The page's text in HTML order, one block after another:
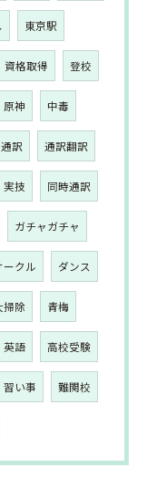
東京駅
資格取得 登校
原神 中毒
通訳 通訳翻訳
実技 同時通訳
ガチャガチャ
ークル ダンス
掃除 青梅
英語 高校受験
習い事 難関校